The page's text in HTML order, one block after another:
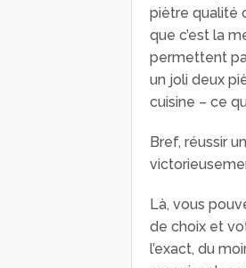
piètre qualité
que c’est la
permettent
un joli deux
cuisine – ce
Bref, réussir
Là, vous
de choix et
l’exact, du